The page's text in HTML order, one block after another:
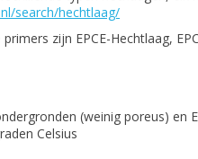
search/hechtlaag/
zijn EPCE-Hechtlaag,
(weinig poreus) en
Celsius